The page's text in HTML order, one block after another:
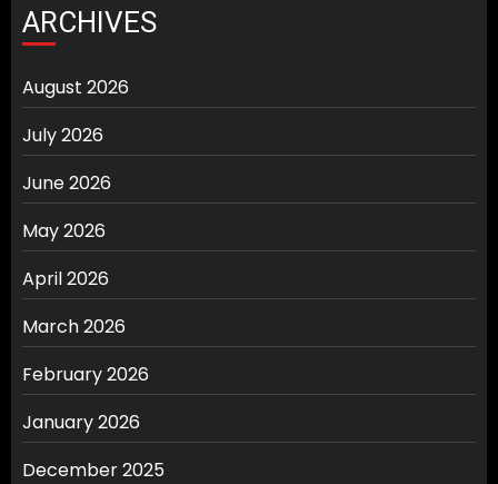
ARCHIVES
August 2026
July 2026
June 2026
May 2026
April 2026
March 2026
February 2026
January 2026
December 2025